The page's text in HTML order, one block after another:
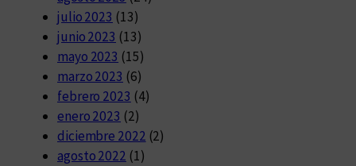
julio 2023 (13)
junio 2023 (13)
mayo 2023 (15)
marzo 2023 (6)
febrero 2023 (4)
enero 2023 (2)
diciembre 2022 (2)
agosto 2022 (1)